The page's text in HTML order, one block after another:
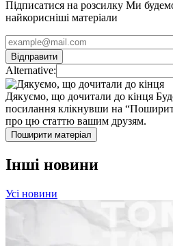
Підписатися на розсилку Ми
найкорисніші матеріали
Alternative:
Дякуємо, що дочитали до кінця
посилання клікнувши на
про цю статтю вашим друзям.
Поширити матеріал
Інші новини
Усі новини